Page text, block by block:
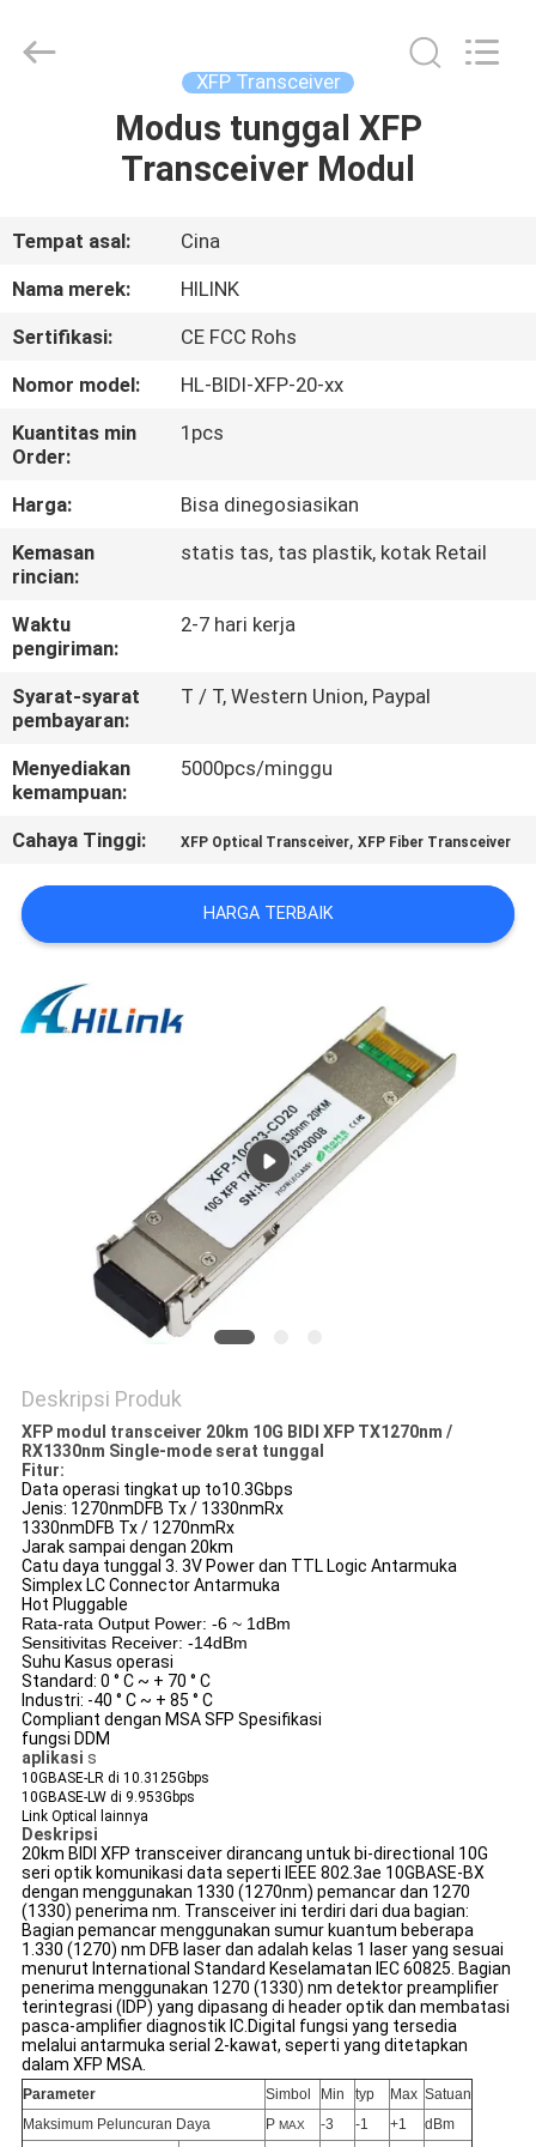
TENTANG
KAMI
TUR
PABRIK
KONTROL
KUALITAS
HUBUNGI
KAMI
KASUS-
MINTA
KUTIPAN
Technology
Co.,Ltd..
XFP Transceiver
Modus tunggal XFP
Transceiver Modul
Tempat asal:
Cina
Nama merek:
HILINK
Sertifikasi:
CE FCC Rohs
Nomor model:
HL-BIDI-XFP-20-xx
Kuantitas min
Order:
1pcs
Harga:
Bisa dinegosiasikan
Kemasan
rincian:
statis tas, tas plastik, kotak Retail
Waktu
pengiriman:
2-7 hari kerja
Syarat-syarat
pembayaran:
T / T, Western Union, Paypal
Menyediakan
kemampuan:
5000pcs/minggu
Cahaya Tinggi: XFP Optical Transceiver,XFP Fiber Transceiver
HARGA TERBAIK
Deskripsi Produk
XFP modul transceiver 20km 10G BIDI XFP TX1270nm /
RX1330nm Single-mode serat tunggal
Fitur:
Data operasi tingkat up to10.3Gbps
Jenis: 1270nmDFB Tx / 1330nmRx
1330nmDFB Tx / 1270nmRx
Jarak sampai dengan 20km
Catu daya tunggal 3. 3V Power dan TTL Logic Antarmuka
Simplex LC Connector Antarmuka
Hot Pluggable
Rata-rata Output Power: -6 ~ 1dBm
Sensitivitas Receiver: -14dBm
Suhu Kasus operasi
Standard: 0 ° C ~ + 70 ° C
Industri: -40 ° C ~ + 85 ° C
Compliant dengan MSA SFP Spesifikasi
fungsi DDM
aplikasi s
10GBASE-LR di 10.3125Gbps
10GBASE-LW di 9.953Gbps
Link Optical lainnya
Deskripsi
20km BIDI XFP transceiver dirancang untuk bi-directional 10G
seri optik komunikasi data seperti IEEE 802.3ae 10GBASE-BX
dengan menggunakan 1330 (1270nm) pemancar dan 1270
(1330) penerima nm. Transceiver ini terdiri dari dua bagian:
Bagian pemancar menggunakan sumur kuantum beberapa
1.330 (1270) nm DFB laser dan adalah kelas 1 laser yang sesuai
menurut International Standard Keselamatan IEC 60825. Bagian
penerima menggunakan 1270 (1330) nm detektor preamplifier
terintegrasi (IDP) yang dipasang di header optik dan membatasi
pasca-amplifier diagnostik IC.Digital fungsi yang tersedia
melalui antarmuka serial 2-kawat, seperti yang ditetapkan
dalam XFP MSA.
Parameter Simbol Min typ Max Satuan
Maksimum Peluncuran Daya
P MAX -3 -1 +1 dBm